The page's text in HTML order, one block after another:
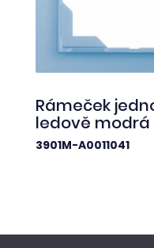
Rámeček
ledově modrá
3901M-A0011041